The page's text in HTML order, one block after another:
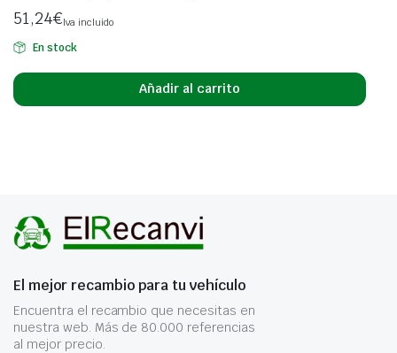
51,24€Iva incluido
En stock
Añadir al carrito
El mejor recambio para tu vehículo
Encuentra el recambio que necesitas en
nuestra web. Más de 80.000 referencias
al mejor precio.